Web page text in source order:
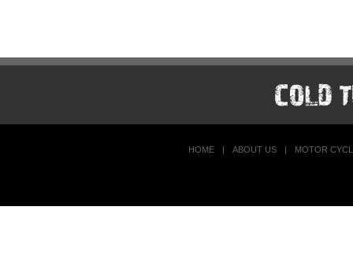
HOME | ABOUT US | MOTOR